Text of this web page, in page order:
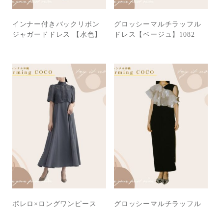
インナー付きバックリボン
ジャガードドレス 【水色】
グロッシーマルチラッフル
ドレス【ベージュ】1082
ボレロ×ロングワンピース
グロッシーマルチラッフル